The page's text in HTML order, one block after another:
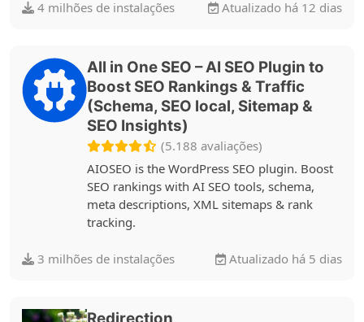
4 milhões de instalações Atualizado há 12 dias
All in One SEO – AI SEO Plugin to
Boost SEO Rankings & Traffic
(Schema, SEO local, Sitemap &
SEO Insights)
(5.188 avaliações)
AIOSEO is the WordPress SEO plugin. Boost
SEO rankings with AI SEO tools, schema,
meta descriptions, XML sitemaps & rank
tracking.
3 milhões de instalações Atualizado há 5 dias